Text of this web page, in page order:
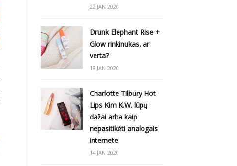
22 JAN 2020
Drunk Elephant Rise +
Glow rinkinukas, ar
verta?
18 JAN 2020
Charlotte Tilbury Hot
Lips Kim K.W. lūpų
dažai arba kaip
nepasitikėti analogais
internete
14 JAN 2020